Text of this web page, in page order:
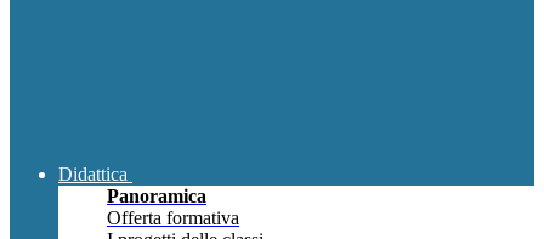
Didattica
Panoramica
Offerta formativa